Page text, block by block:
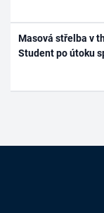
Masová střelba v
Student po útoku